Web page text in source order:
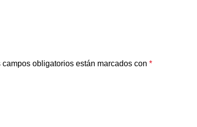
campos obligatorios están marcados con *